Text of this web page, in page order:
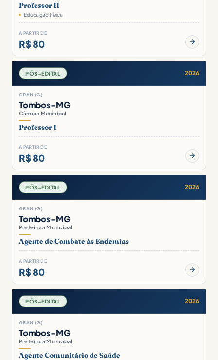
Professor II
Educação Física
A PARTIR DE
R$ 80
PÓS-EDITAL 2026
GRAN (G)
Tombos-MG
Câmara Municipal
Professor I
A PARTIR DE
R$ 80
PÓS-EDITAL 2026
GRAN (G)
Tombos-MG
Prefeitura Municipal
Agente de Combate às Endemias
A PARTIR DE
R$ 80
PÓS-EDITAL 2026
GRAN (G)
Tombos-MG
Prefeitura Municipal
Agente Comunitário de Saúde